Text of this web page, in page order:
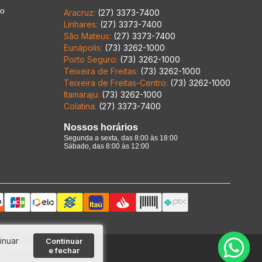
Aracruz: (27) 3373-7400
Linhares: (27) 3373-7400
São Mateus: (27) 3373-7400
Eunápolis: (73) 3262-1000
Porto Seguro: (73) 3262-1000
Teixeira de Freitas: (73) 3262-1000
Teixeira de Freitas-Centro: (73) 3262-1000
Itamaraju: (73) 3262-1000
Colatina: (27) 3373-7400
Nossos horários
Segunda a sexta, das 8:00 às 18:00
Sábado, das 8:00 às 12:00
0001-00
Continuar
e fechar